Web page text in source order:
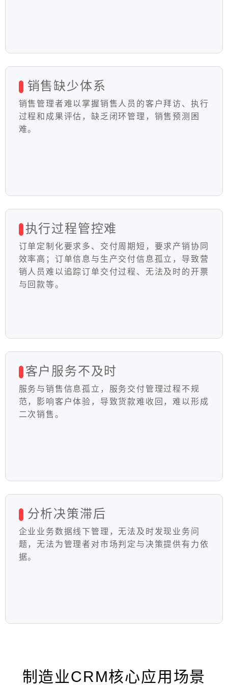
销售缺少体系
销售管理者难以掌握销售人员的客户拜访、执行
过程和成果评估，缺乏闭环管理，销售预测困
难。
执行过程管控难
订单定制化要求多、交付周期短，要求产销协同
效率高；订单信息与生产交付信息孤立，导致营
销人员难以追踪订单交付过程、无法及时的开票
与回款等。
客户服务不及时
服务与销售信息孤立，服务交付管理过程不规
范，影响客户体验，导致货款难收回，难以形成
二次销售。
分析决策滞后
企业业务数据线下管理，无法及时发现业务问
题，无法为管理者对市场判定与决策提供有力依
据。
制造业CRM核心应用场景